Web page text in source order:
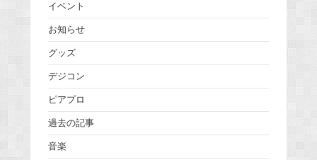
イベント
お知らせ
グッズ
デジコン
ピアプロ
過去の記事
音楽